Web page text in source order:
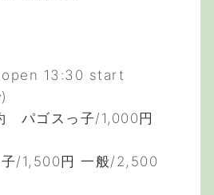
open 13:30 start
パゴスっ子/1,000円
/1,500円 一般/2,500